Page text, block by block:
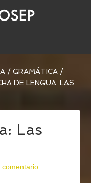
/ GRAMÁTICA /
DE LENGUA: LAS
Las
comentario